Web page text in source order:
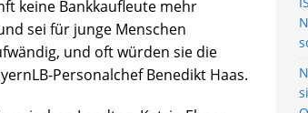
keine Bankkaufleute mehr
sei für junge Menschen
und oft würden sie die
Personalchef Benedikt Haas.